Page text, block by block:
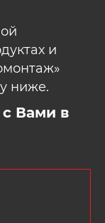
и
ниже.
Вами в